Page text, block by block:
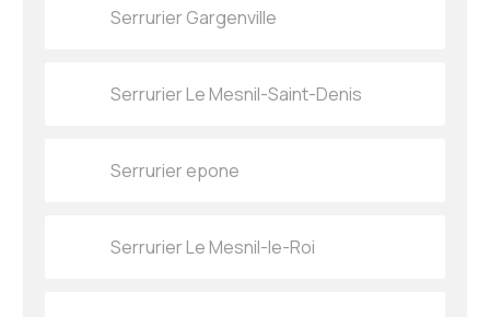
Serrurier Gargenville
Serrurier Le Mesnil-Saint-Denis
Serrurier epone
Serrurier Le Mesnil-le-Roi